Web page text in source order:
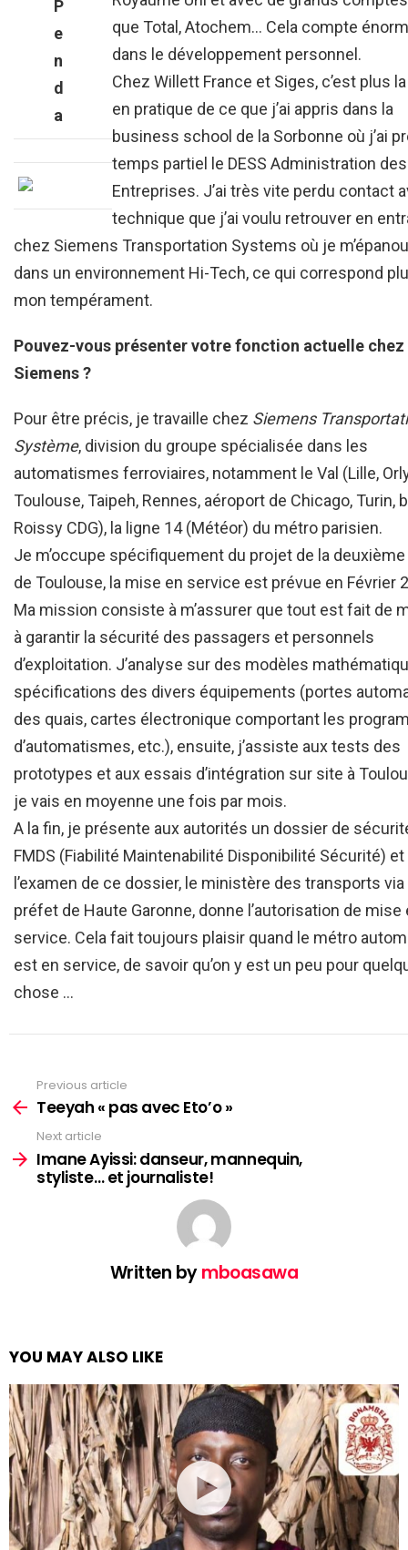
P
e
n
d
a
que Total, Atochem… Cela compte
dans le développement personnel.
Chez Willett France et Siges, c’est plus
en pratique de ce que j’ai appris dans la
business school de la Sorbonne où j’ai
temps partiel le DESS Administration des
Entreprises. J’ai très vite perdu contact
technique que j’ai voulu retrouver en
chez Siemens Transportation Systems où je
dans un environnement Hi-Tech, ce qui correspond
mon tempérament.
Pouvez-vous présenter votre fonction actuelle chez
Siemens ?
Pour être précis, je travaille chez Siemens
Système, division du groupe spécialisée dans les
automatismes ferroviaires, notamment le Val (Lille,
Toulouse, Taipeh, Rennes, aéroport de Chicago, Turin,
Roissy CDG), la ligne 14 (Météor) du métro parisien.
Je m’occupe spécifiquement du projet de la
de Toulouse, la mise en service est prévue en Février
Ma mission consiste à m’assurer que tout est fait de
à garantir la sécurité des passagers et personnels
d’exploitation. J’analyse sur des modèles
spécifications des divers équipements (portes
des quais, cartes électronique comportant les
d’automatismes, etc.), ensuite, j’assiste aux tests des
prototypes et aux essais d’intégration sur site à
je vais en moyenne une fois par mois.
A la fin, je présente aux autorités un dossier de
FMDS (Fiabilité Maintenabilité Disponibilité Sécurité) et
l’examen de ce dossier, le ministère des transports via
préfet de Haute Garonne, donne l’autorisation de mise
service. Cela fait toujours plaisir quand le métro
est en service, de savoir qu’on y est un peu pour
chose …
more
Previous article
Teeyah « pas avec Eto’o »
Next article
Imane Ayissi: danseur, mannequin,
styliste… et journaliste!
Written bymboasawa
YOU MAY ALSO LIKE